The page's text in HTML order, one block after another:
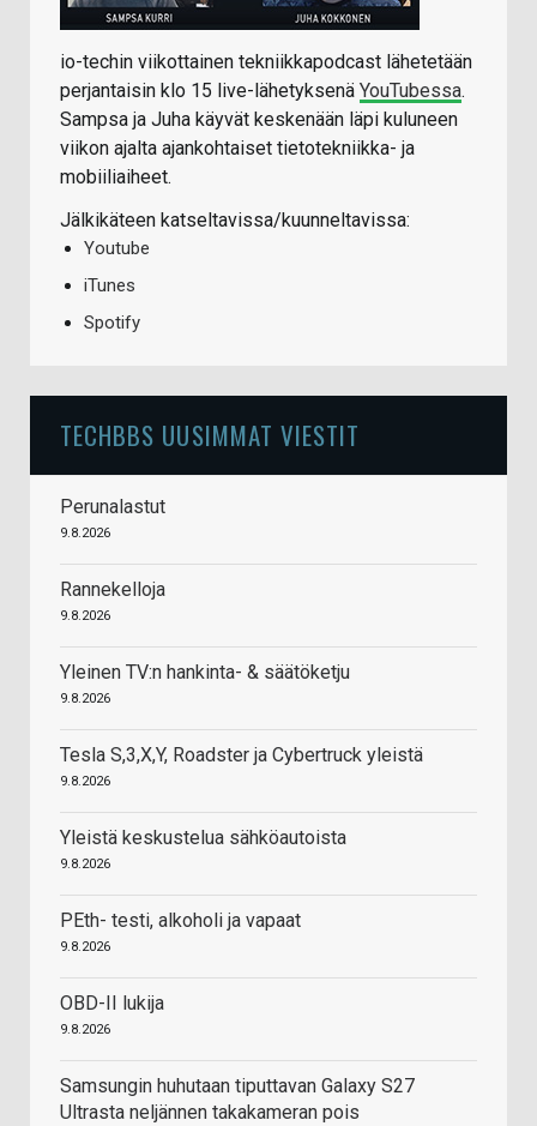
io-techin viikottainen tekniikkapodcast lähetetään
perjantaisin klo 15 live-lähetyksenä YouTubessa.
Sampsa ja Juha käyvät keskenään läpi kuluneen
viikon ajalta ajankohtaiset tietotekniikka- ja
mobiiliaiheet.
Jälkikäteen katseltavissa/kuunneltavissa:
Youtube
iTunes
Spotify
TECHBBS UUSIMMAT VIESTIT
Perunalastut
9.8.2026
Rannekelloja
9.8.2026
Yleinen TV:n hankinta- & säätöketju
9.8.2026
Tesla S,3,X,Y, Roadster ja Cybertruck yleistä
9.8.2026
Yleistä keskustelua sähköautoista
9.8.2026
PEth- testi, alkoholi ja vapaat
9.8.2026
OBD-II lukija
9.8.2026
Samsungin huhutaan tiputtavan Galaxy S27
Ultrasta neljännen takakameran pois